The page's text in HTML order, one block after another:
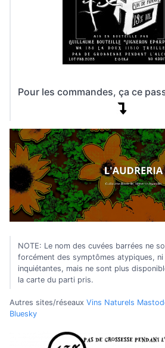
Pour les commandes, ça ce
NOTE: Le nom des cuvées barrées ne
forcément des symptômes atypiques,
inquiétantes, mais ne sont plus
la carte du parti pris.
Autres sites/réseaux Vins Naturels
Bluesky